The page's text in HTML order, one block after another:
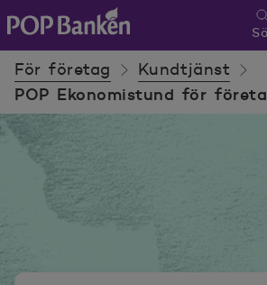
POP banken, till hemsidan
För företag Kundtjänst
POP Ekonomistund för